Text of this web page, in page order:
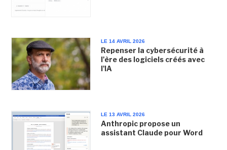
LE 14 AVRIL 2026
Repenser la cybersécurité à
l'ère des logiciels créés avec
l'IA
LE 13 AVRIL 2026
Anthropic propose un
assistant Claude pour Word